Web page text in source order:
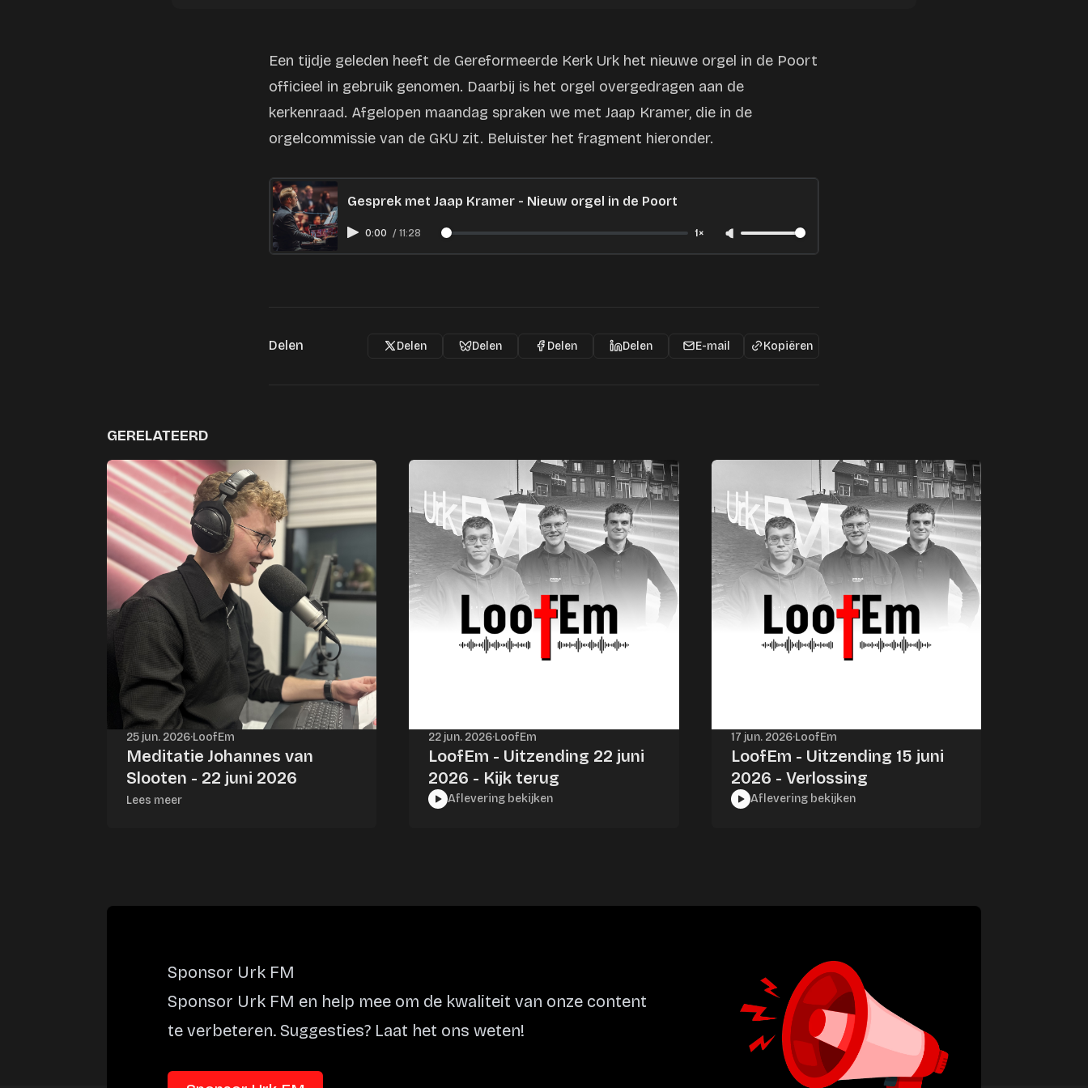
Een tijdje geleden heeft de Gereformeerde Kerk Urk het nieuwe orgel in de Poort
officieel in gebruik genomen. Daarbij is het orgel overgedragen aan de
kerkenraad. Afgelopen maandag spraken we met Jaap Kramer, die in de
orgelcommissie van de GKU zit. Beluister het fragment hieronder.
Gesprek met Jaap Kramer - Nieuw orgel in de Poort
0:00 / 11:28 1×
Delen Delen Delen Delen Delen E-mail Kopiëren
GERELATEERD
25 jun. 2026·LoofEm
Meditatie Johannes van
Slooten - 22 juni 2026
Lees meer
22 jun. 2026·LoofEm
LoofEm - Uitzending 22 juni
2026 - Kijk terug
Aflevering bekijken
17 jun. 2026·LoofEm
LoofEm - Uitzending 15 juni
2026 - Verlossing
Aflevering bekijken
Sponsor Urk FM
Sponsor Urk FM en help mee om de kwaliteit van onze content
te verbeteren. Suggesties? Laat het ons weten!